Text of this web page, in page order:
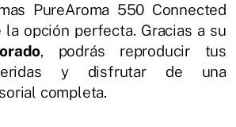
PureAroma 550 Connected
opción perfecta. Gracias a su
, podrás reproducir tus
y disfrutar de una
completa.